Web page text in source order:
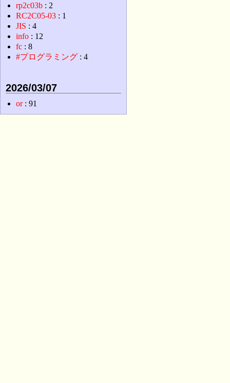
rp2c03b : 2
RC2C05-03 : 1
JIS : 4
info : 12
fc : 8
#プログラミング : 4
2026/03/07
or: 91